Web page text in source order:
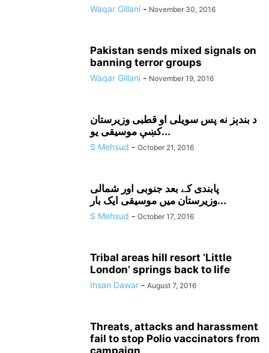
Waqar Gillani - November 30, 2016
Pakistan sends mixed signals on
banning terror groups
Waqar Gillani - November 19, 2016
د بندېز نه پس سويلى او قطبى وزيرستان
کښې موسيقى يو...
S Mehsud - October 21, 2016
پابندی کے بعد جنوبی اور شمالی
وزیرستان میں موسیقی ایک بار...
S Mehsud - October 17, 2016
Tribal areas hill resort ‘Little
London’ springs back to life
Ihsan Dawar - August 7, 2016
Threats, attacks and harassment
fail to stop Polio vaccinators from
campaign